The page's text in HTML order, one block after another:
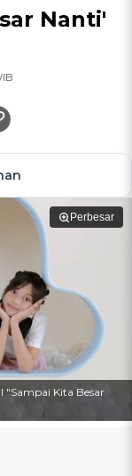
Nanti'
Perbesar
"Sampai Kita Besar